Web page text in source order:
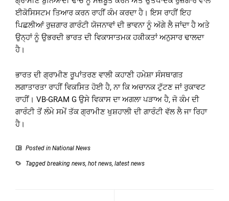
ਈਕੋਸਿਸਟਮ ਤਿਆਰ ਕਰਨ ਰਾਹੀਂ ਕੰਮ ਕਰਦਾ ਹੈ। ਇਸ ਰਾਹੀਂ ਇਹ
ਪਿਛਲੀਆਂ ਰੁਜ਼ਗਾਰ ਗਾਰੰਟੀ ਯੋਜਨਾਵਾਂ ਦੀ ਭਾਵਨਾ ਨੂੰ ਅੱਗੇ ਲੈ ਜਾਂਦਾ ਹੈ ਅਤੇ
ਉਨ੍ਹਾਂ ਨੂੰ ਉਭਰਦੀ ਭਾਰਤ ਦੀ ਵਿਕਾਸਾਤਮਕ ਹਕੀਕਤਾਂ ਅਨੁਸਾਰ ਢਾਲਦਾ
ਹੈ।
ਭਾਰਤ ਦੀ ਗ੍ਰਾਮੀਣ ਰੂਪਾਂਤਰਣ ਵਾਲੀ ਕਹਾਣੀ ਹਮੇਸ਼ਾ ਸੰਸਥਾਗਤ
ਲਗਾਤਾਰਤਾ ਰਾਹੀਂ ਵਿਕਸਿਤ ਹੋਈ ਹੈ, ਨਾ ਕਿ ਅਚਾਨਕ ਟੁੱਟਣ ਜਾਂ ਰੁਕਾਵਟ
ਰਾਹੀਂ। VB-GRAM G ਉਸੇ ਵਿਕਾਸ ਦਾ ਅਗਲਾ ਪੜਾਅ ਹੈ, ਜੋ ਕੰਮ ਦੀ
ਗਾਰੰਟੀ ਤੋਂ ਲੰਮੇ ਸਮੇਂ ਤੱਕ ਗ੍ਰਾਮੀਣ ਖੁਸ਼ਹਾਲੀ ਦੀ ਗਾਰੰਟੀ ਵੱਲ ਲੈ ਜਾ ਰਿਹਾ
ਹੈ।
Posted in National News
Tagged breaking news, hot news, latest news